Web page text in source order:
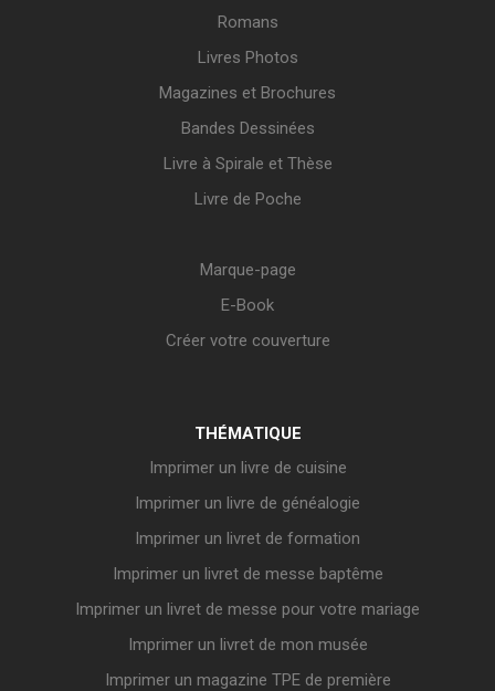
Romans
Livres Photos
Magazines et Brochures
Bandes Dessinées
Livre à Spirale et Thèse
Livre de Poche
Marque-page
E-Book
Créer votre couverture
THÉMATIQUE
Imprimer un livre de cuisine
Imprimer un livre de généalogie
Imprimer un livret de formation
Imprimer un livret de messe baptême
Imprimer un livret de messe pour votre mariage
Imprimer un livret de mon musée
Imprimer un magazine TPE de première